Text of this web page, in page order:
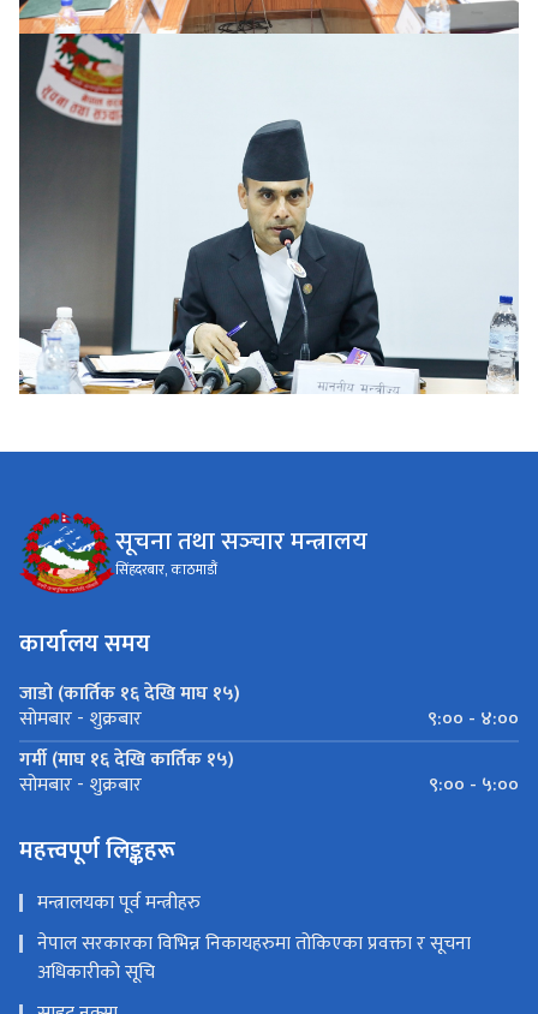
सूचना तथा सञ्‍चार मन्त्रालय
सिंहदरबार, काठमाडौं
कार्यालय समय
जाडो (कार्तिक १६ देखि माघ १५)
सोमबार - शुक्रबार
९:०० - ४:००
गर्मी (माघ १६ देखि कार्तिक १५)
सोमबार - शुक्रबार ९:०० - ५:००
महत्त्वपूर्ण लिङ्कहरू
मन्त्रालयका पूर्व मन्त्रीहरु
नेपाल सरकारका विभिन्न निकायहरुमा तोकिएका प्रवक्ता र सूचना
अधिकारीको सूचि